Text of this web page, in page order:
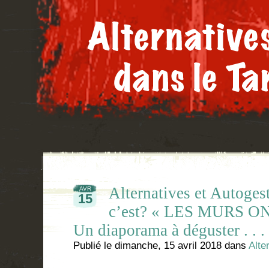
AVR
15
Alternatives et
c’est? « LES MURS
Un diaporama à déguster . . .
Publié le dimanche, 15 avril 2018 dans